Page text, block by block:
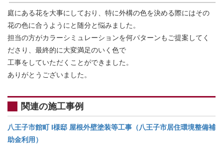
庭にある花を大事にしており、特に外構の色を決める際にはその
花の色に合うようにと随分と悩みました。
担当の方がカラーシミュレーションを何パターンもご提案してく
ださり、最終的に大変満足のいく色で
工事をしていただくことができました。
ありがとうございました。
関連の施工事例
八王子市館町 I様邸 屋根外壁塗装等工事（八王子市居住環境整備補
助金利用）